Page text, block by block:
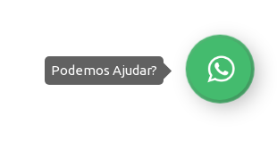
Podemos Ajudar?